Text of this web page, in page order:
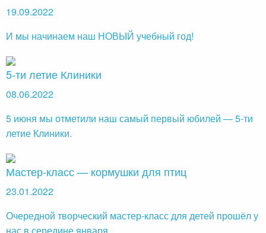
19.09.2022
И мы начинаем наш НОВЫЙ учебный год!
5-ти летие Клиники
08.06.2022
5 июня мы отметили наш самый первый юбилей — 5-ти
летие Клиники.
Мастер-класс — кормушки для птиц
23.01.2022
Очередной творческий мастер-класс для детей прошёл у
нас в середине января